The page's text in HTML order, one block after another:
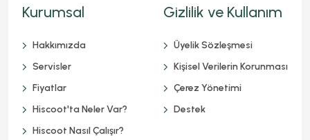
Kurumsal
Hakkımızda
Servisler
Fiyatlar
Hiscoot'ta Neler Var?
Hiscoot Nasıl Çalışır?
Gizlilik ve Kullanım
Üyelik Sözleşmesi
Kişisel Verilerin Korunması
Çerez Yönetimi
Destek